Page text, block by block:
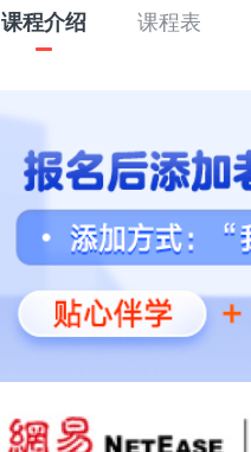
课程介绍 课程表